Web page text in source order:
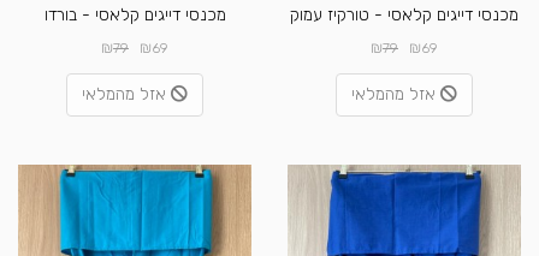
מכנסי דייגים קלאסי - טורקיז עמוק
₪69
₪79
אזל מהמלאי
מכנסי דייגים קלאסי - בורדו
₪69
₪79
אזל מהמלאי